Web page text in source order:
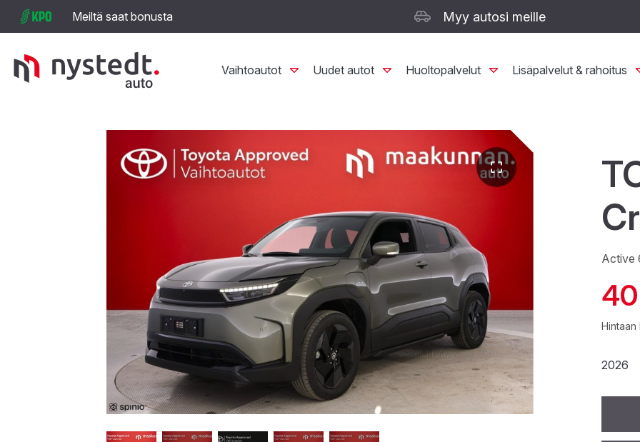
Meiltä saat bonusta Myy autosi meille
Vaihtoautot Uudet autot Huoltopalvelut Lisäpalvelut & rahoitus
Active
40
Hintaan
2026